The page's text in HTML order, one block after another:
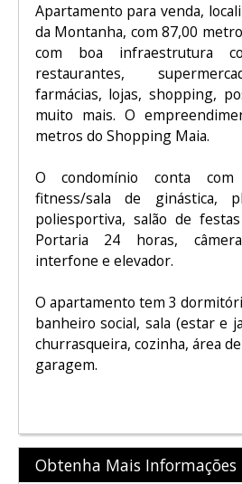
Apartamento para venda,
da Montanha, com 87,00
com boa infraestrutura
restaurantes,
farmácias, lojas, shopping,
muito mais. O
metros do Shopping Maia.
O condomínio conta
fitness/sala de ginástica, p
poliesportiva, salão de
Portaria 24 horas,
interfone e elevador.
O apartamento tem 3
banheiro social, sala (estar e
churrasqueira, cozinha, área
garagem.
Obtenha Mais Informações